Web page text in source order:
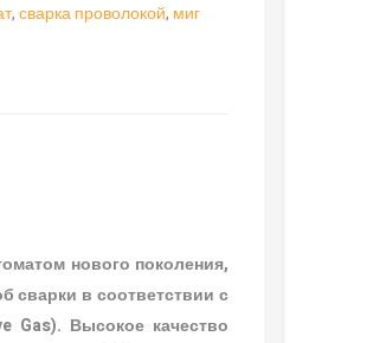
,сварка проволокой, миг
нового поколения,
сварки в соответствии с
Gas). Высокое качество